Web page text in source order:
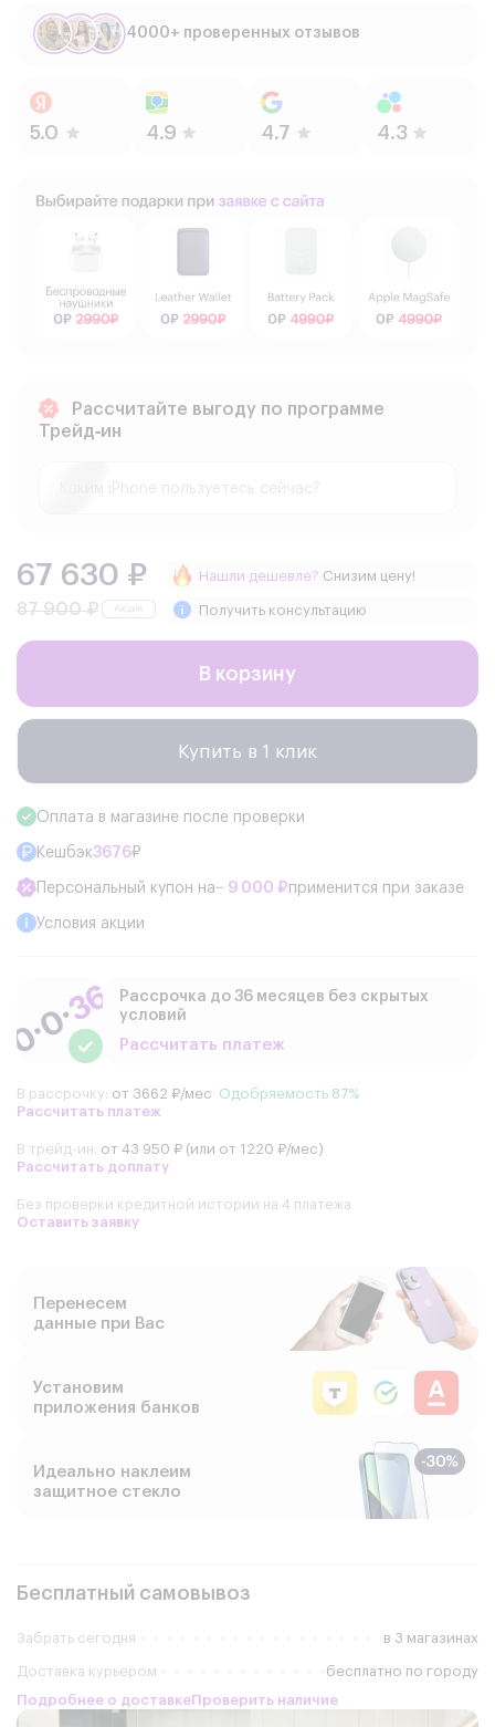
4000+ проверенных отзывов
Рассчитайте выгоду по программе
Трейд‑ин
67 630 ₽
87 900 ₽
Нашли дешевле? Снизим цену!
Получить консультацию
В корзину
Купить в 1 клик
Оплата в магазине после проверки
Кешбэк3676₽
Персональный купон на− 9 000 ₽применится при заказе
Условия акции
Рассрочка до 36 месяцев без скрытых
условий
Рассчитать платеж
В рассрочку: от 3662 ₽/мес Одобряемость 87%
Рассчитать платеж
В трейд-ин: от 43 950 ₽ (или от 1220 ₽/мес)
Рассчитать доплату
Без проверки кредитной истории на 4 платежа
Оставить заявку
Перенесем
данные при Вас
Установим
приложения банков
Идеально наклеим
защитное стекло
Бесплатный самовывоз
Забрать сегодня в 3 магазинах
Доставка курьером
бесплатно по городу
Подробнее о доставке Проверить наличие